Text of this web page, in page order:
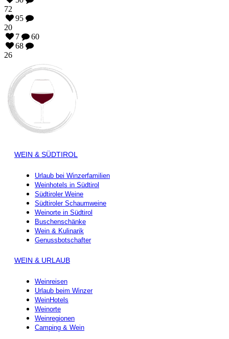
72
95
20
7
60
68
26
WEIN & SÜDTIROL
Urlaub bei Winzerfamilien
Weinhotels in Südtirol
Südtiroler Weine
Südtiroler Schaumweine
Weinorte in Südtirol
Buschenschänke
Wein & Kulinarik
Genussbotschafter
WEIN & URLAUB
Weinreisen
Urlaub beim Winzer
WeinHotels
Weinorte
Weinregionen
Camping & Wein